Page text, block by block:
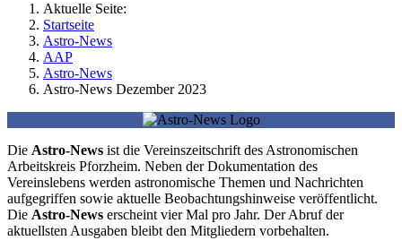
Aktuelle Seite:
Startseite
Astro-News
AAP
Astro-News
Astro-News Dezember 2023
Die Astro-News ist die Vereinszeitschrift des Astronomischen
Arbeitskreis Pforzheim. Neben der Dokumentation des
Vereinslebens werden astronomische Themen und Nachrichten
aufgegriffen sowie aktuelle Beobachtungshinweise veröffentlicht.
Die Astro-News erscheint vier Mal pro Jahr. Der Abruf der
aktuellsten Ausgaben bleibt den Mitgliedern vorbehalten.